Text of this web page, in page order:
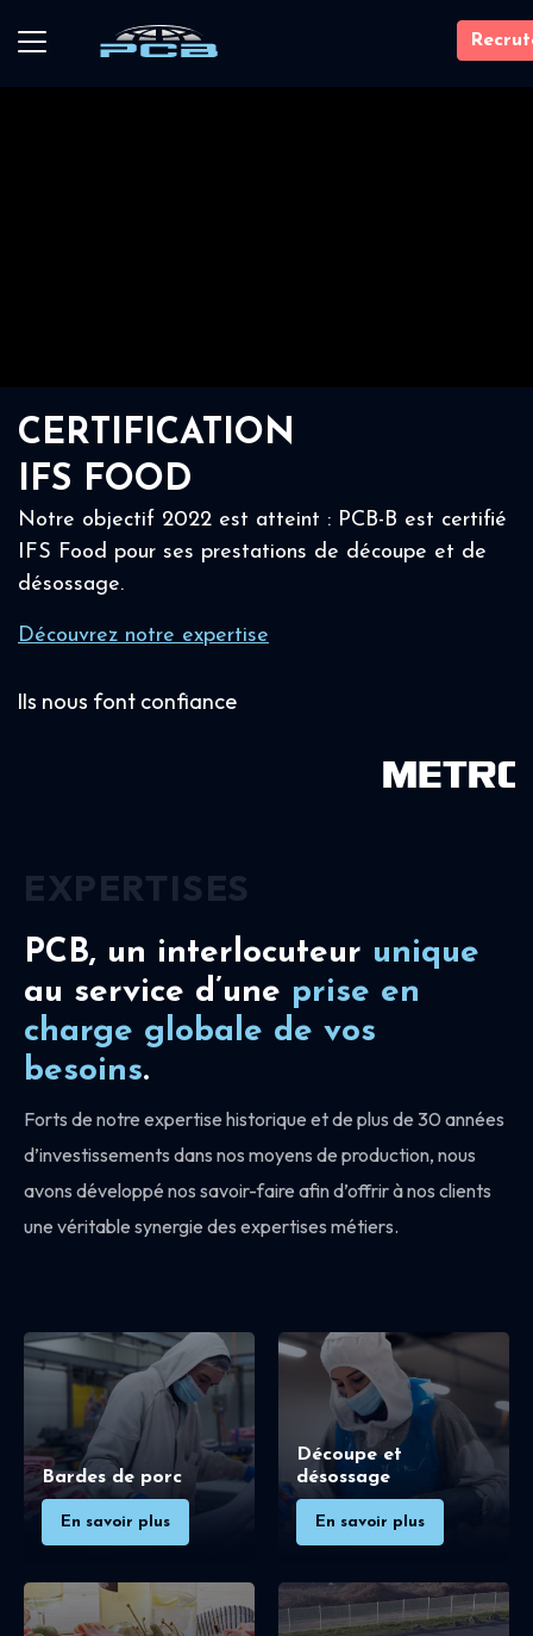
CERTIFICATION
IFS FOOD
Notre objectif 2022 est atteint : PCB-B est certifié
IFS Food pour ses prestations de découpe et de
désossage.
Découvrez notre expertise
Ils nous font confiance
PCB, un interlocuteur unique
au service d’une prise en
charge globale de vos
besoins.
Forts de notre expertise historique et de plus de 30 années
d’investissements dans nos moyens de production, nous
avons développé nos savoir-faire afin d’offrir à nos clients
une véritable synergie des expertises métiers.
EXPERTISES
Bardes de porc
En savoir plus
Découpe et
désossage
En savoir plus